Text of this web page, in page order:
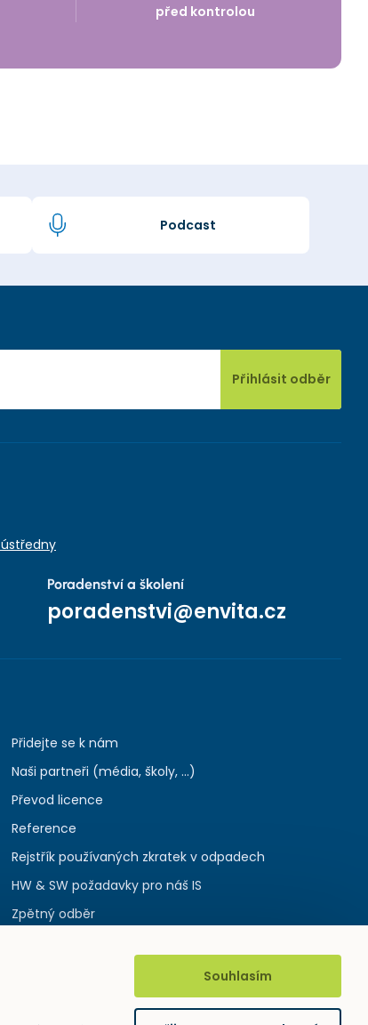
před kontrolou
Podcast
Přihlásit odběr
Poradenství a školení
poradenstvi@envita.cz
Přidejte se k nám
Naši partneři (média, školy, ...)
Převod licence
Reference
Rejstřík používaných zkratek v odpadech
HW & SW požadavky pro náš IS
Zpětný odběr
Souhlasím